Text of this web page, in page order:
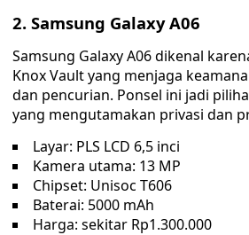
2. Samsung Galaxy A06
Samsung Galaxy A06 dikenal
Knox Vault yang menjaga
dan pencurian. Ponsel ini jadi
yang mengutamakan privasi dan
Layar: PLS LCD 6,5 inci
Kamera utama: 13 MP
Chipset: Unisoc T606
Baterai: 5000 mAh
Harga: sekitar Rp1.300.000